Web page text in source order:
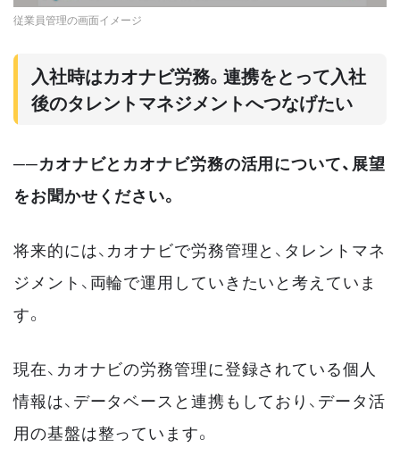
従業員管理の画面イメージ
入社時はカオナビ労務。連携をとって入社
後のタレントマネジメントへつなげたい
──カオナビとカオナビ労務の活用について、展望
をお聞かせください。
将来的には、カオナビで労務管理と、タレントマネ
ジメント、両輪で運用していきたいと考えていま
す。
現在、カオナビの労務管理に登録されている個人
情報は、データベースと連携もしており、データ活
用の基盤は整っています。